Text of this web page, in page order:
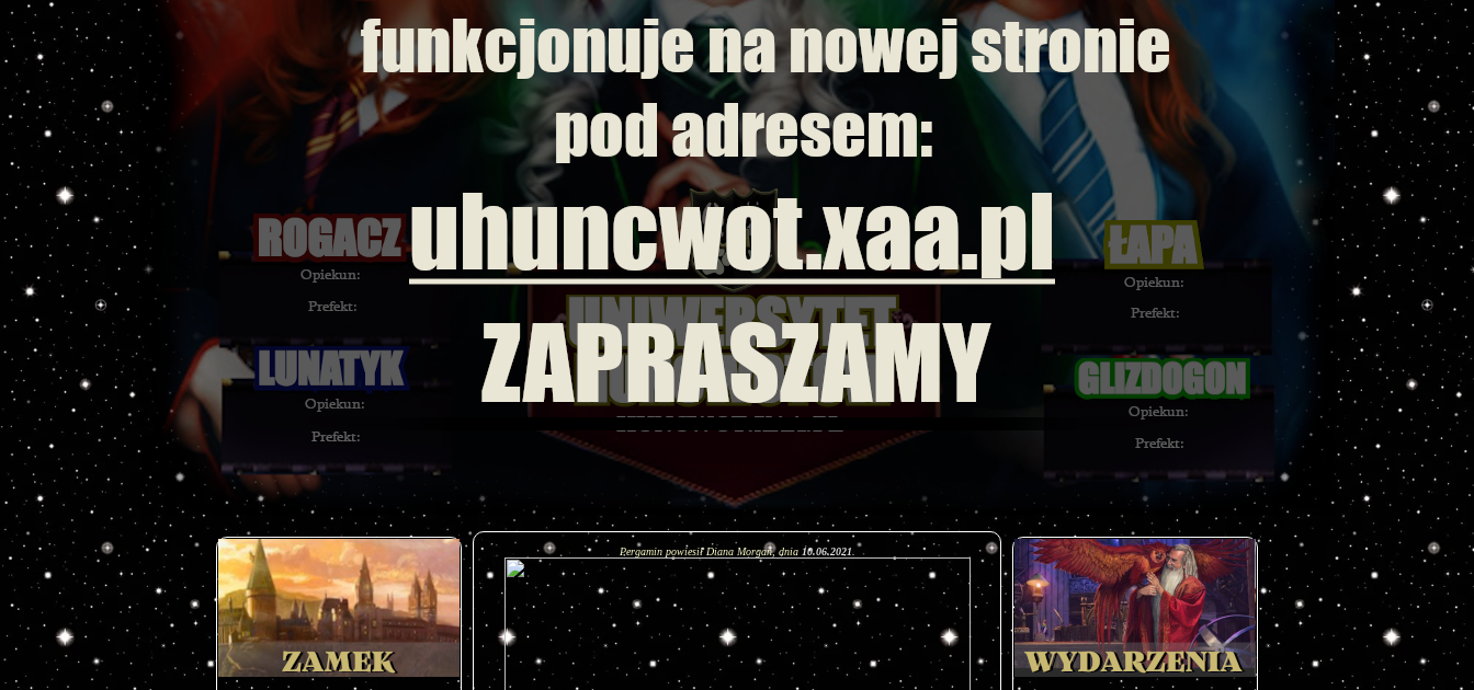
Pergamin powiesił Diana Morgan, dnia 10.06.2021